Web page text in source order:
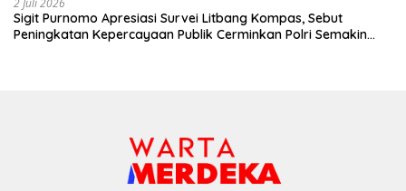
Sigit Purnomo Apresiasi Survei Litbang Kompas, Sebut
Peningkatan Kepercayaan Publik Cerminkan Polri Semakin